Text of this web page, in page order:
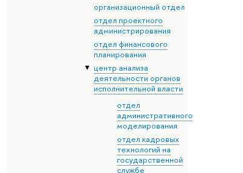
организационный отдел
отдел проектного
администрирования
отдел финансового
планирования
центр анализа
деятельности органов
исполнительной власти
отдел
административного
моделирования
отдел кадровых
технологий на
государственной
службе